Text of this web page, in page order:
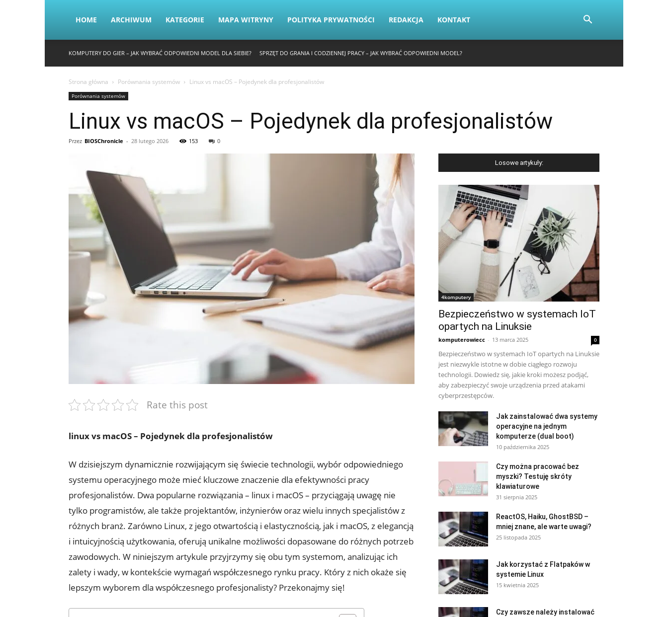
HOME ARCHIWUM KATEGORIE MAPA WITRYNY POLITYKA PRYWATNOŚCI REDAKCJA KONTAKT
KOMPUTERY DO GIER – JAK WYBRAĆ ODPOWIEDNI MODEL DLA SIEBIE? SPRZĘT DO GRANIA I CODZIENNEJ PRACY – JAK WYBRAĆ ODPOWIEDNI MODEL?
Strona główna Porównania systemów Linux vs macOS – Pojedynek dla profesjonalistów
Porównania systemów
Linux vs macOS – Pojedynek dla profesjonalistów
Przez BIOSChronicle - 28 lutego 2026 153 0
Rate this post
linux vs​ macOS – ⁣Pojedynek‍ dla profesjonalistów
W dzisiejszym dynamicznie‍ rozwijającym się świecie technologii, ​wybór ‌odpowiedniego ​
systemu operacyjnego może mieć kluczowe znaczenie dla efektywności ⁢pracy
profesjonalistów.⁣ Dwa popularne rozwiązania – linux ⁣i macOS – przyciągają uwagę nie
tylko‌ programistów, ale także projektantów, ‍inżynierów oraz ‌wielu innych specjalistów z
różnych branż. Zarówno ⁣Linux, ⁤z jego otwartością i elastycznością, jak i macOS, z elegancją
i intuicyjnością użytkowania, oferują⁣ unikalne możliwości dopasowane do różnych potrzeb
zawodowych. W niniejszym artykule przyjrzymy się obu tym ⁤systemom, analizując ich
zalety i wady, w kontekście wymagań ‌współczesnego rynku pracy. Który z‍ nich okaże się
lepszym wyborem dla współczesnego profesjonalisty?⁤ Przekonajmy się!
Losowe artykuły:
4komputery
Bezpieczeństwo w systemach IoT
opartych na Linuksie
komputerowiecc - 13 marca 2025 0
Bezpieczeństwo w systemach IoT opartych na Linuksie
jest niezwykle istotne w dobie ciągłego rozwoju
technologii. Dowiedz się, jakie kroki możesz podjąć,
aby zabezpieczyć swoje urządzenia przed atakami
cyberprzestępców.
Jak zainstalować dwa systemy
operacyjne na jednym
komputerze (dual boot)
10 października 2025
Czy można pracować bez
myszki? Testuję skróty
klawiaturowe
31 sierpnia 2025
ReactOS, Haiku, GhostBSD –
mniej znane, ale warte uwagi?
25 listopada 2025
Jak korzystać z Flatpaków w
systemie Linux
15 kwietnia 2025
Czy zawsze należy instalować